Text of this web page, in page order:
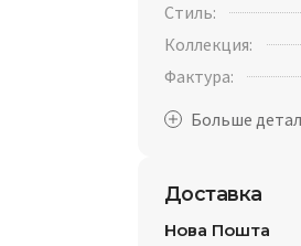
Стиль:
Коллекция:
Фактура:
Доставка
Нова Пошта